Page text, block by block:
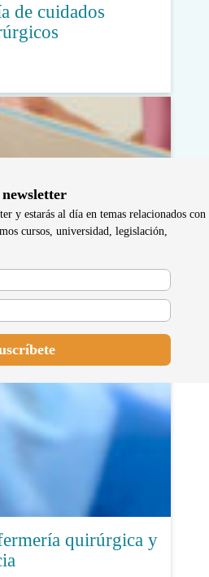
de cuidados
forman en
enyesadas
quirúrgica y
y estarás al día en temas relacionados con
cursos, universidad, legislación,